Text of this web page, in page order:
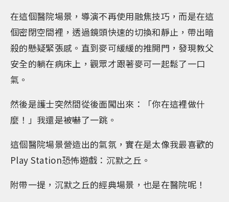
在這個醫院場景，導演不再使用融焦技巧，而是在這
個密閉空間裡，透過鏡頭快速的切換和靜止，帶出暗
殺的懸疑緊張感。直到麥可緩緩的推開門，發現教父
安全的躺在病床上，觀眾才跟著麥可一起鬆了一口
氣。
然後是護士突然間從後面闖出來：「你在這裡做什
麼！」我還是被嚇了一跳。
這個醫院場景營造出的氣氛，實在是太像我最喜歡的
Play Station恐怖遊戲：沉默之丘。
附帶一提，沉默之丘的經典場景，也是在醫院呢！